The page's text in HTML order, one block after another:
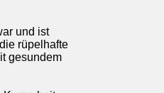
und ist
rüpelhafte
gesundem